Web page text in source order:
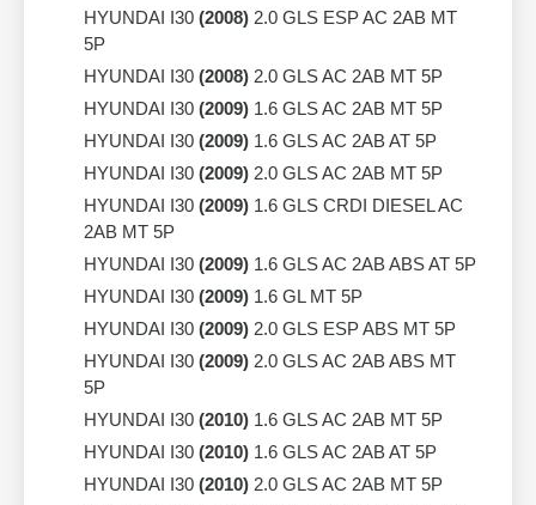
HYUNDAI I30 (2008) 2.0 GLS ESP AC 2AB MT
5P
HYUNDAI I30 (2008) 2.0 GLS AC 2AB MT 5P
HYUNDAI I30 (2009) 1.6 GLS AC 2AB MT 5P
HYUNDAI I30 (2009) 1.6 GLS AC 2AB AT 5P
HYUNDAI I30 (2009) 2.0 GLS AC 2AB MT 5P
HYUNDAI I30 (2009) 1.6 GLS CRDI DIESEL AC
2AB MT 5P
HYUNDAI I30 (2009) 1.6 GLS AC 2AB ABS AT 5P
HYUNDAI I30 (2009) 1.6 GL MT 5P
HYUNDAI I30 (2009) 2.0 GLS ESP ABS MT 5P
HYUNDAI I30 (2009) 2.0 GLS AC 2AB ABS MT
5P
HYUNDAI I30 (2010) 1.6 GLS AC 2AB MT 5P
HYUNDAI I30 (2010) 1.6 GLS AC 2AB AT 5P
HYUNDAI I30 (2010) 2.0 GLS AC 2AB MT 5P